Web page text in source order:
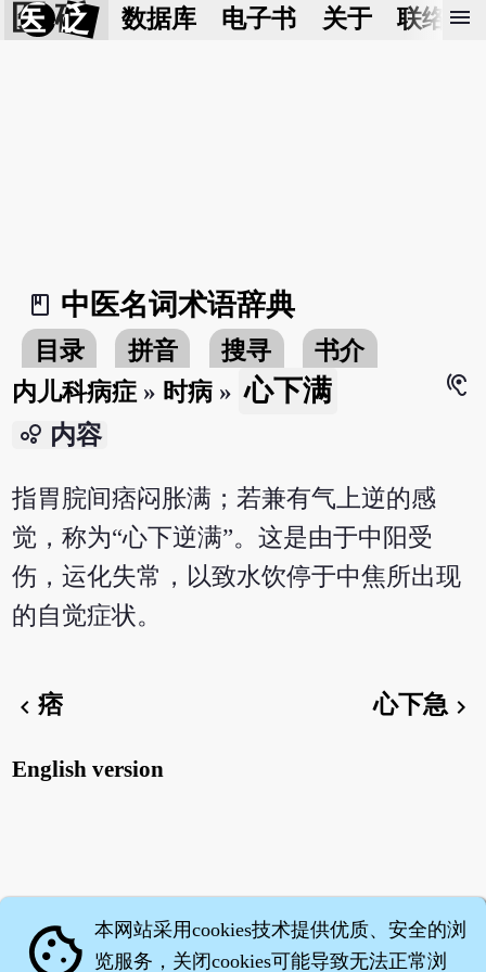
医 砭 数据库 电子书 关于 联络我
menu
book_2
中医名词术语辞典
目录 拼音 搜寻
书介
内儿科病症 » 时病 » 心下满
hearing
bubble_chart 内容
指胃脘间痞闷胀满；若兼有气上逆的感
觉，称为“心下逆满”。这是由于中阳受
伤，运化失常，以致水饮停于中焦所出现
的自觉症状。
chevron_left痞 心下急chevron_right
English version
cookie 本网站采用cookies技术提供优质、安全的浏
览服务，关闭cookies可能导致无法正常浏